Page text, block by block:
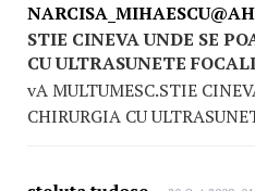
STIE CINEVA UNDE SE
CU ULTRASUNETE
vA MULTUMESC.STIE
CHIRURGIA CU